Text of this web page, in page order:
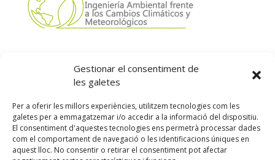
Gestionar el consentiment de
les galetes
Per a oferir les millors experiències, utilitzem tecnologies com les
galetes per a emmagatzemar i/o accedir a la informació del dispositiu.
El consentiment d'aquestes tecnologies ens permetrà processar dades
com el comportament de navegació o les identificacions úniques en
aquest lloc. No consentir o retirar el consentiment pot afectar
Segueix-nos: